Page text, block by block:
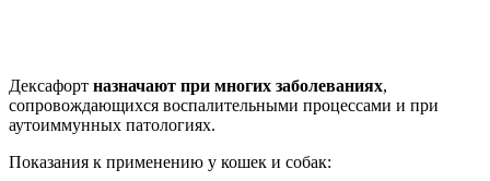
Дексафорт назначают при многих заболеваниях,
сопровождающихся воспалительными процессами и при
аутоиммунных патологиях.
Показания к применению у кошек и собак: